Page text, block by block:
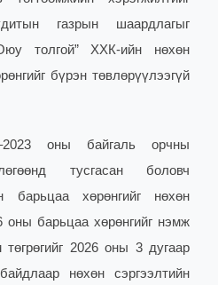
газрын шаардлагыг
толгой” ХХК-ийн нөхөн
бүрэн төвлөрүүлээгүй
оны байгаль орчны
тусгасан боловч
барьцаа хөрөнгийг нөхөн
оны барьцаа хөрөнгийг нэмж
2026 оны 3 дугаар
нөхөн сэргээлтийн